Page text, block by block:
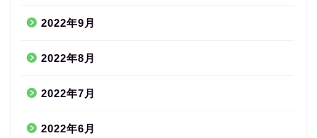
2022年9月
2022年8月
2022年7月
2022年6月